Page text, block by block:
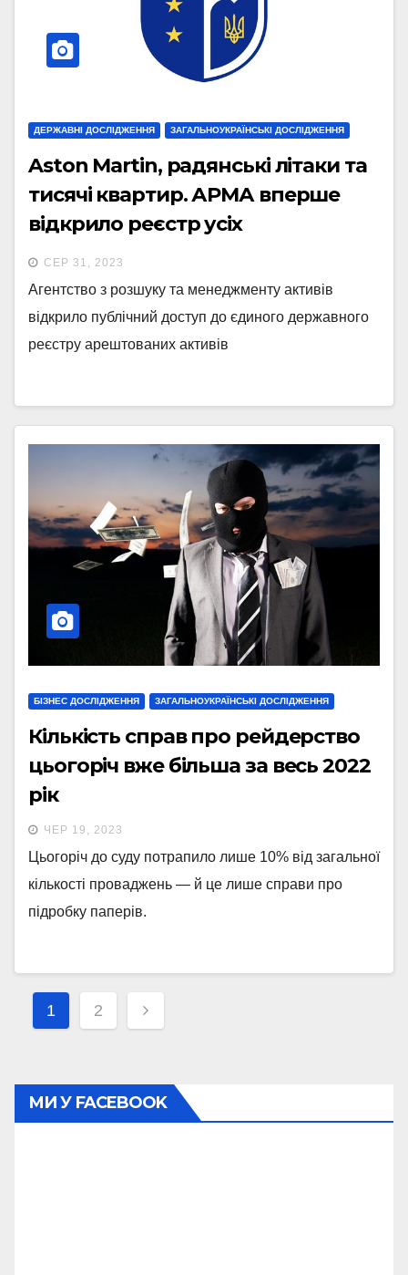
ДЕРЖАВНІ ДОСЛІДЖЕННЯ ЗАГАЛЬНОУКРАЇНСЬКІ ДОСЛІДЖЕННЯ
Aston Martin, радянські літаки та
тисячі квартир. АРМА вперше
відкрило реєстр усіх
арештованих державою активів.
Що з нього можна дізнатися
СЕР 31, 2023
Агентство з розшуку та менеджменту активів
відкрило публічний доступ до єдиного державного
реєстру арештованих активів
БІЗНЕС ДОСЛІДЖЕННЯ ЗАГАЛЬНОУКРАЇНСЬКІ ДОСЛІДЖЕННЯ
Кількість справ про рейдерство
цьогоріч вже більша за весь 2022
рік
ЧЕР 19, 2023
Цьогоріч до суду потрапило лише 10% від загальної
кількості проваджень — й це лише справи про
підробку паперів.
Навігація
записів
1 2
МИ У FACEBOOK